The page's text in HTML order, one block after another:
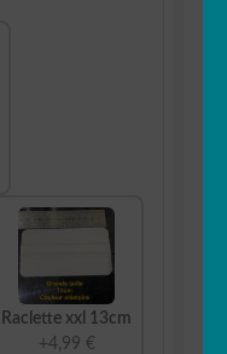
Raclette xxl 13cm
+4,99 €